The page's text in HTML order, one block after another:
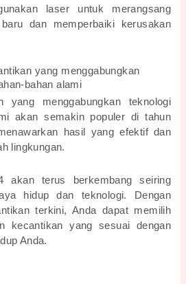
laser untuk merangsang
dan memperbaiki kerusakan
yang menggabungkan
bahan alami
yang menggabungkan teknologi
akan semakin populer di tahun
hasil yang efektif dan
lingkungan.
akan terus berkembang seiring
hidup dan teknologi. Dengan
terkini, Anda dapat memilih
kecantikan yang sesuai dengan
Anda.